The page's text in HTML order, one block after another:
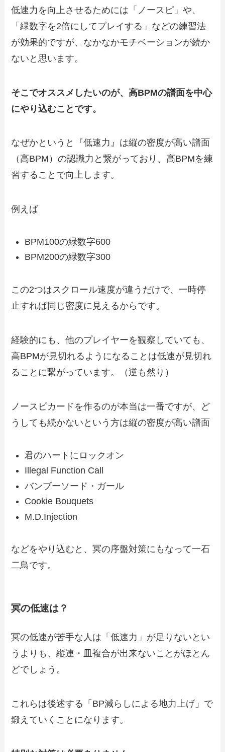
低速力を向上させるためには「ノースピ」や、
「緑数字を2倍にしてプレイする」などの練習法
が効果的ですが、なかなかモチベーションが続か
ないと思います。
そこでオススメしたいのが、高BPMの譜面を中心
にやり込むことです。
なぜかというと『低速力』は縦の密度が高い譜面
（高BPM）の認識力と繋がっており、高BPMを練
習することで向上します。
例えば
BPM100の緑数字600
BPM200の緑数字300
この2つはスクロール速度が違うだけで、一時停
止すれば同じ密度に見えるからです。
経験的にも、他のプレイヤーを観察していても、
高BPMが見切れるようになることは低速が見切れ
ることに繋がっています。（逆も然り）
ノースピカードを作るのが本当は一番ですが、ど
うしても続かないという方は縦の密度が高い譜面
君のハートにロックオン
Illegal Function Call
バンブーソード・ガール
Cookie Bouquets
M.D.Injection
などをやり込むと、冥の序盤対策にもなって一石
二鳥です。
冥の低速は？
冥の低速が苦手な人は「低速力」が足りないとい
うよりも、縦連・皿複合が出来ないことがほとん
どでしょう。
これらは後述する「BP減らしによる地力上げ」で
鍛えていくことになります。